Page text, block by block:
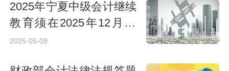
2025年宁夏中级会计继续
教育须在2025年12月31
日前完成，
2025-05-09